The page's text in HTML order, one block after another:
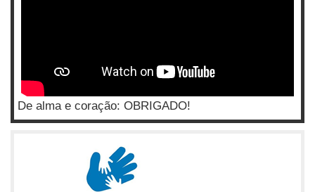
De alma e coração: OBRIGADO!